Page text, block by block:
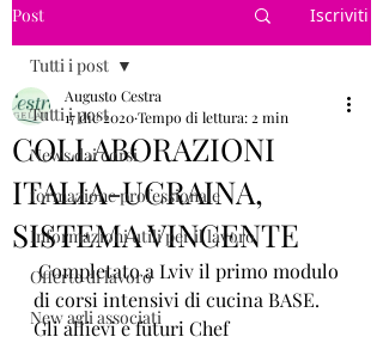
Post Iscriviti
Tutti i post
News dai corsi
formazione professionale
Informazioni utili per il lavoro
Offerte di lavoro
New agli associati
Tutti i post
COLLABORAZIONI
ITALIA-UCRAINA,
SISTEMA VINCENTE
Augusto Cestra
17 dic 2020Tempo di lettura: 2 min
Completato a Lviv il primo modulo
di corsi intensivi di cucina BASE.
Gli allievi e futuri Chef